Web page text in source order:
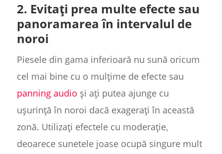
2. Evitați prea multe efecte sau
panoramarea în intervalul de
noroi
Piesele din gama inferioară nu sună oricum
cel mai bine cu o mulțime de efecte sau
panning audio și ați putea ajunge cu
ușurință în noroi dacă exagerați în această
zonă. Utilizați efectele cu moderație,
deoarece sunetele joase ocupă singure mult